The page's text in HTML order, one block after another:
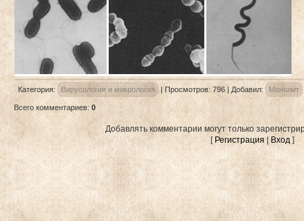
Категория: Вирусология и микрология | Просмотров: 796 | Добавил: Монолит
Всего комментариев: 0
Добавлять комментарии могут только
[ Регистрация Вход ]